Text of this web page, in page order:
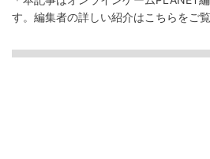
す。 編集者の詳しい紹介はこちらをご